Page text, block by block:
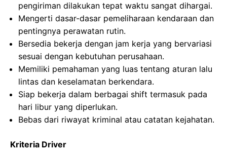
pengiriman dilakukan tepat waktu sangat dihargai.
Mengerti dasar-dasar pemeliharaan kendaraan dan
pentingnya perawatan rutin.
Bersedia bekerja dengan jam kerja yang bervariasi
sesuai dengan kebutuhan perusahaan.
Memiliki pemahaman yang luas tentang aturan lalu
lintas dan keselamatan berkendara.
Siap bekerja dalam berbagai shift termasuk pada
hari libur yang diperlukan.
Bebas dari riwayat kriminal atau catatan kejahatan.
Kriteria Driver